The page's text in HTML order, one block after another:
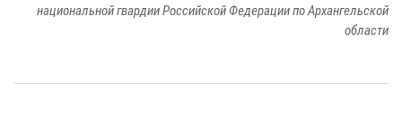
национальной гвардии Российской Федерации по Архангельской
области